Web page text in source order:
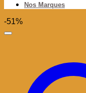
Nos Marques
-51%